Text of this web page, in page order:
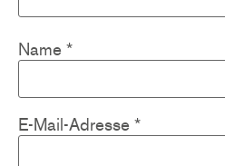
Name *
E-Mail-Adresse *